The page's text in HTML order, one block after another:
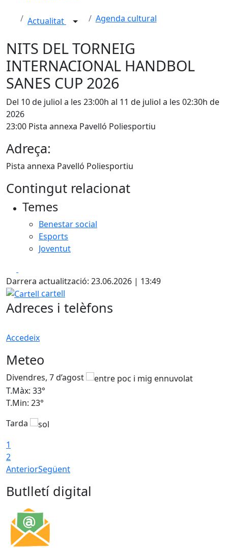
Actualitat Agenda cultural
NITS DEL TORNEIG
INTERNACIONAL HANDBOL
SANES CUP 2026
Del 10 de juliol a les 23:00h al 11 de juliol a les 02:30h de
2026
23:00 Pista annexa Pavelló Poliesportiu
Adreça:
Pista annexa Pavelló Poliesportiu
Contingut relacionat
Temes
Benestar social
Esports
Joventut
Darrera actualització: 23.06.2026 | 13:49
Cartell
cartell
Adreces i telèfons
Accedeix
Meteo
Divendres, 7 d’agost
T.Màx: 33°
T.Min: 23°
Tarda
1
2
AnteriorSegüent
Butlletí digital